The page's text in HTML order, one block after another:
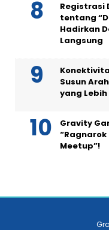
Registrasi
tentang
Hadirkan
Langsung
Susun
yang
Gravity
“Ragnarok
Meetup”!